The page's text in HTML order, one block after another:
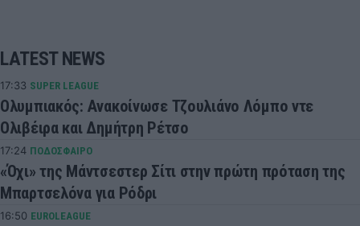
LATEST NEWS
17:33 SUPER LEAGUE
Ολυμπιακός: Ανακοίνωσε Τζουλιάνο Λόμπο ντε
Ολιβέιρα και Δημήτρη Ρέτσο
17:24 ΠΟΔΟΣΦΑΙΡΟ
«Όχι» της Μάντσεστερ Σίτι στην πρώτη πρόταση της
Μπαρτσελόνα για Ρόδρι
16:50 EUROLEAGUE